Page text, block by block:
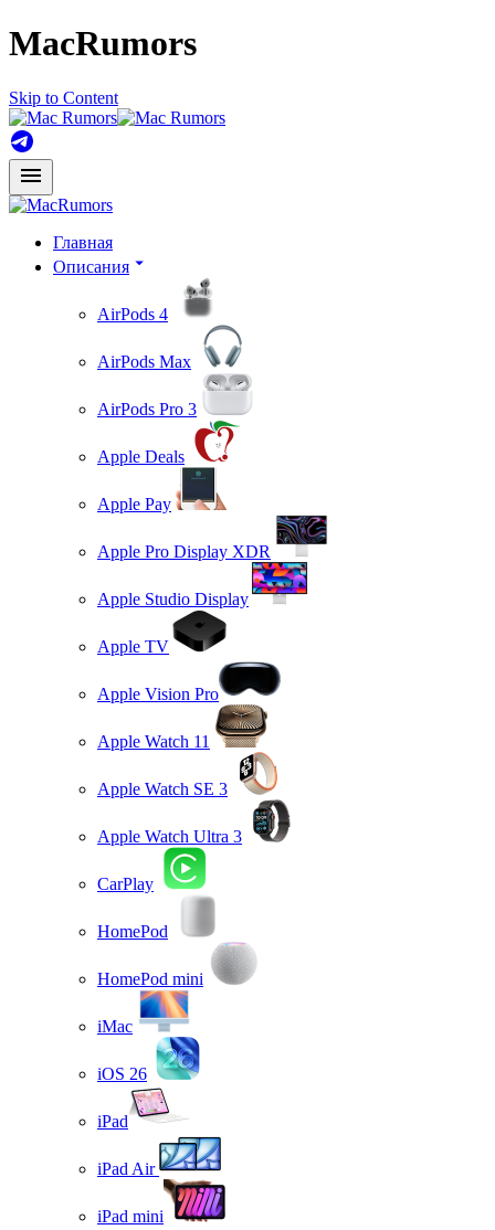
MacRumors
Skip to Content
Главная
Описания
AirPods 4
AirPods Max
AirPods Pro 3
Apple Deals
Apple Pay
Apple Pro Display XDR
Apple Studio Display
Apple TV
Apple Vision Pro
Apple Watch 11
Apple Watch SE 3
Apple Watch Ultra 3
CarPlay
HomePod
HomePod mini
iMac
iOS 26
iPad
iPad Air
iPad mini